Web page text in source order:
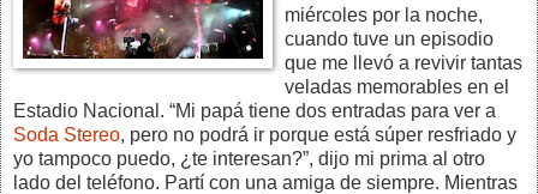
miércoles por la noche,
cuando tuve un episodio
que me llevó a revivir tantas
veladas memorables en el
Estadio Nacional. “Mi papá tiene dos entradas para ver a
Soda Stereo, pero no podrá ir porque está súper resfriado y
yo tampoco puedo, ¿te interesan?”, dijo mi prima al otro
lado del teléfono. Partí con una amiga de siempre. Mientras